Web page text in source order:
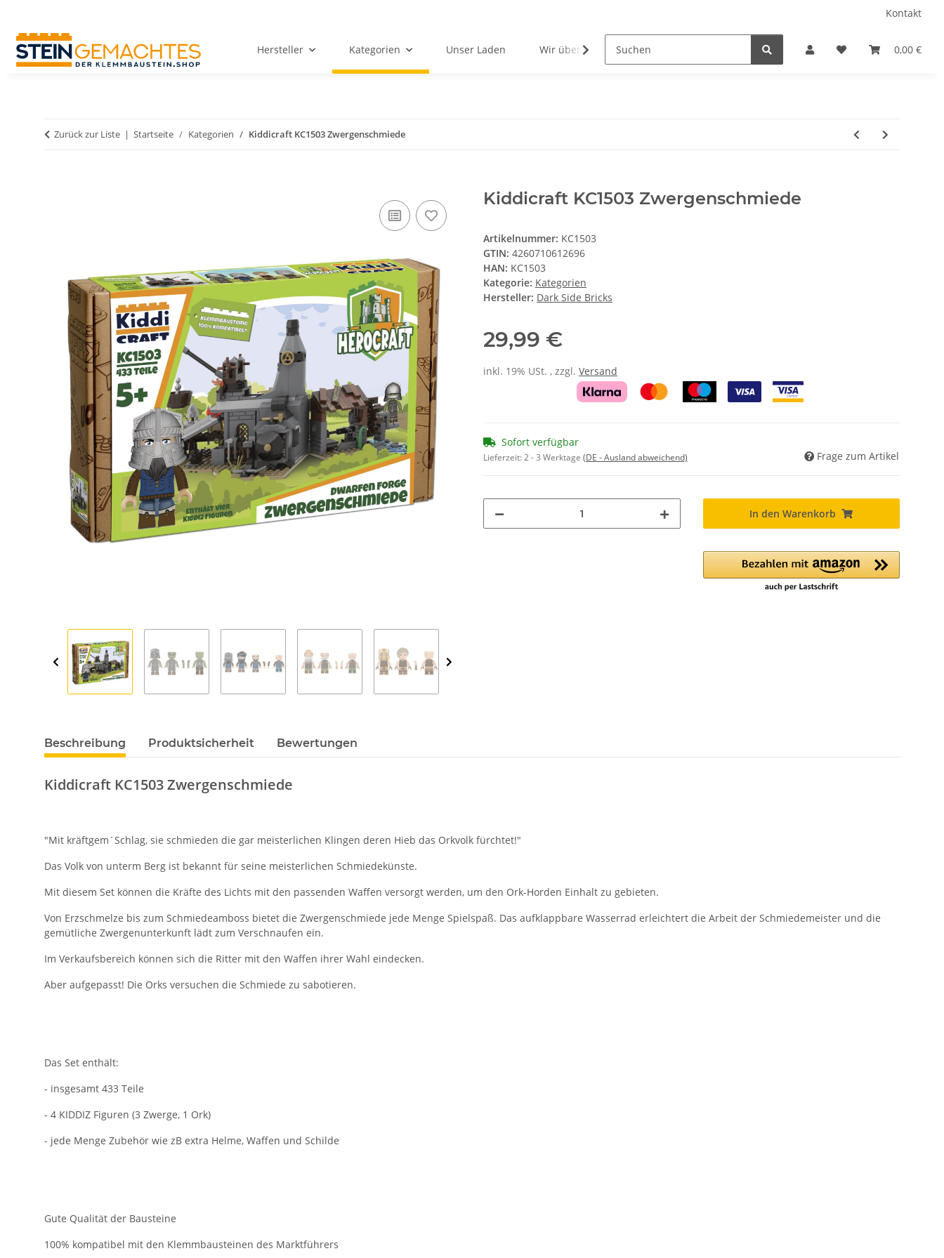
Kontakt
0,00 €
Hersteller Kategorien Unser Laden Wir über uns
Zurück zur Liste Startseite Kategorien Kiddicraft KC1503 Zwergenschmiede
Kiddicraft KC1503 Zwergenschmiede
Artikelnummer: KC1503
GTIN: 4260710612696
HAN: KC1503
Kategorie: Kategorien
Hersteller: Dark Side Bricks
29,99 €
inkl. 19% USt. , zzgl. Versand
Sofort verfügbar
Lieferzeit:2 - 3 Werktage (DE - Ausland abweichend) Frage zum Artikel
In den Warenkorb
Beschreibung Produktsicherheit Bewertungen
Kiddicraft KC1503 Zwergenschmiede
"Mit kräftgem´Schlag, sie schmieden die gar meisterlichen Klingen deren Hieb das Orkvolk fürchtet!"
Das Volk von unterm Berg ist bekannt für seine meisterlichen Schmiedekünste.
Mit diesem Set können die Kräfte des Lichts mit den passenden Waffen versorgt werden, um den Ork-Horden Einhalt zu gebieten.
Von Erzschmelze bis zum Schmiedeamboss bietet die Zwergenschmiede jede Menge Spielspaß. Das aufklappbare Wasserrad erleichtert die Arbeit der Schmiedemeister und die
gemütliche Zwergenunterkunft lädt zum Verschnaufen ein.
Im Verkaufsbereich können sich die Ritter mit den Waffen ihrer Wahl eindecken.
Aber aufgepasst! Die Orks versuchen die Schmiede zu sabotieren.
Das Set enthält:
- insgesamt 433 Teile
- 4 KIDDIZ Figuren (3 Zwerge, 1 Ork)
- jede Menge Zubehör wie zB extra Helme, Waffen und Schilde
Gute Qualität der Bausteine
100% kompatibel mit den Klemmbausteinen des Marktführers